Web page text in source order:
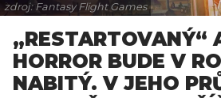
zdroj: Fantasy Flight Games
„RESTARTOVANÝ“
HORROR BUDE V
NABITÝ. V JEHO